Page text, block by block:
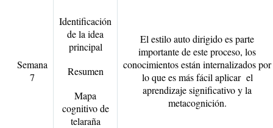
Semana
7
Identificación
de la idea
principal
Resumen
Mapa
cognitivo de
telaraña
El estilo auto dirigido es parte
importante de este proceso, los
conocimientos están internalizados por
lo que es más fácil aplicar el
aprendizaje significativo y la
metacognición.